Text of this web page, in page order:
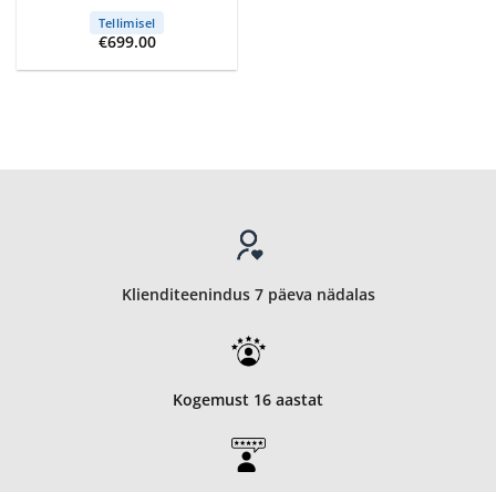
Tellimisel
€699.00
Klienditeenindus 7 päeva nädalas
Kogemust 16 aastat